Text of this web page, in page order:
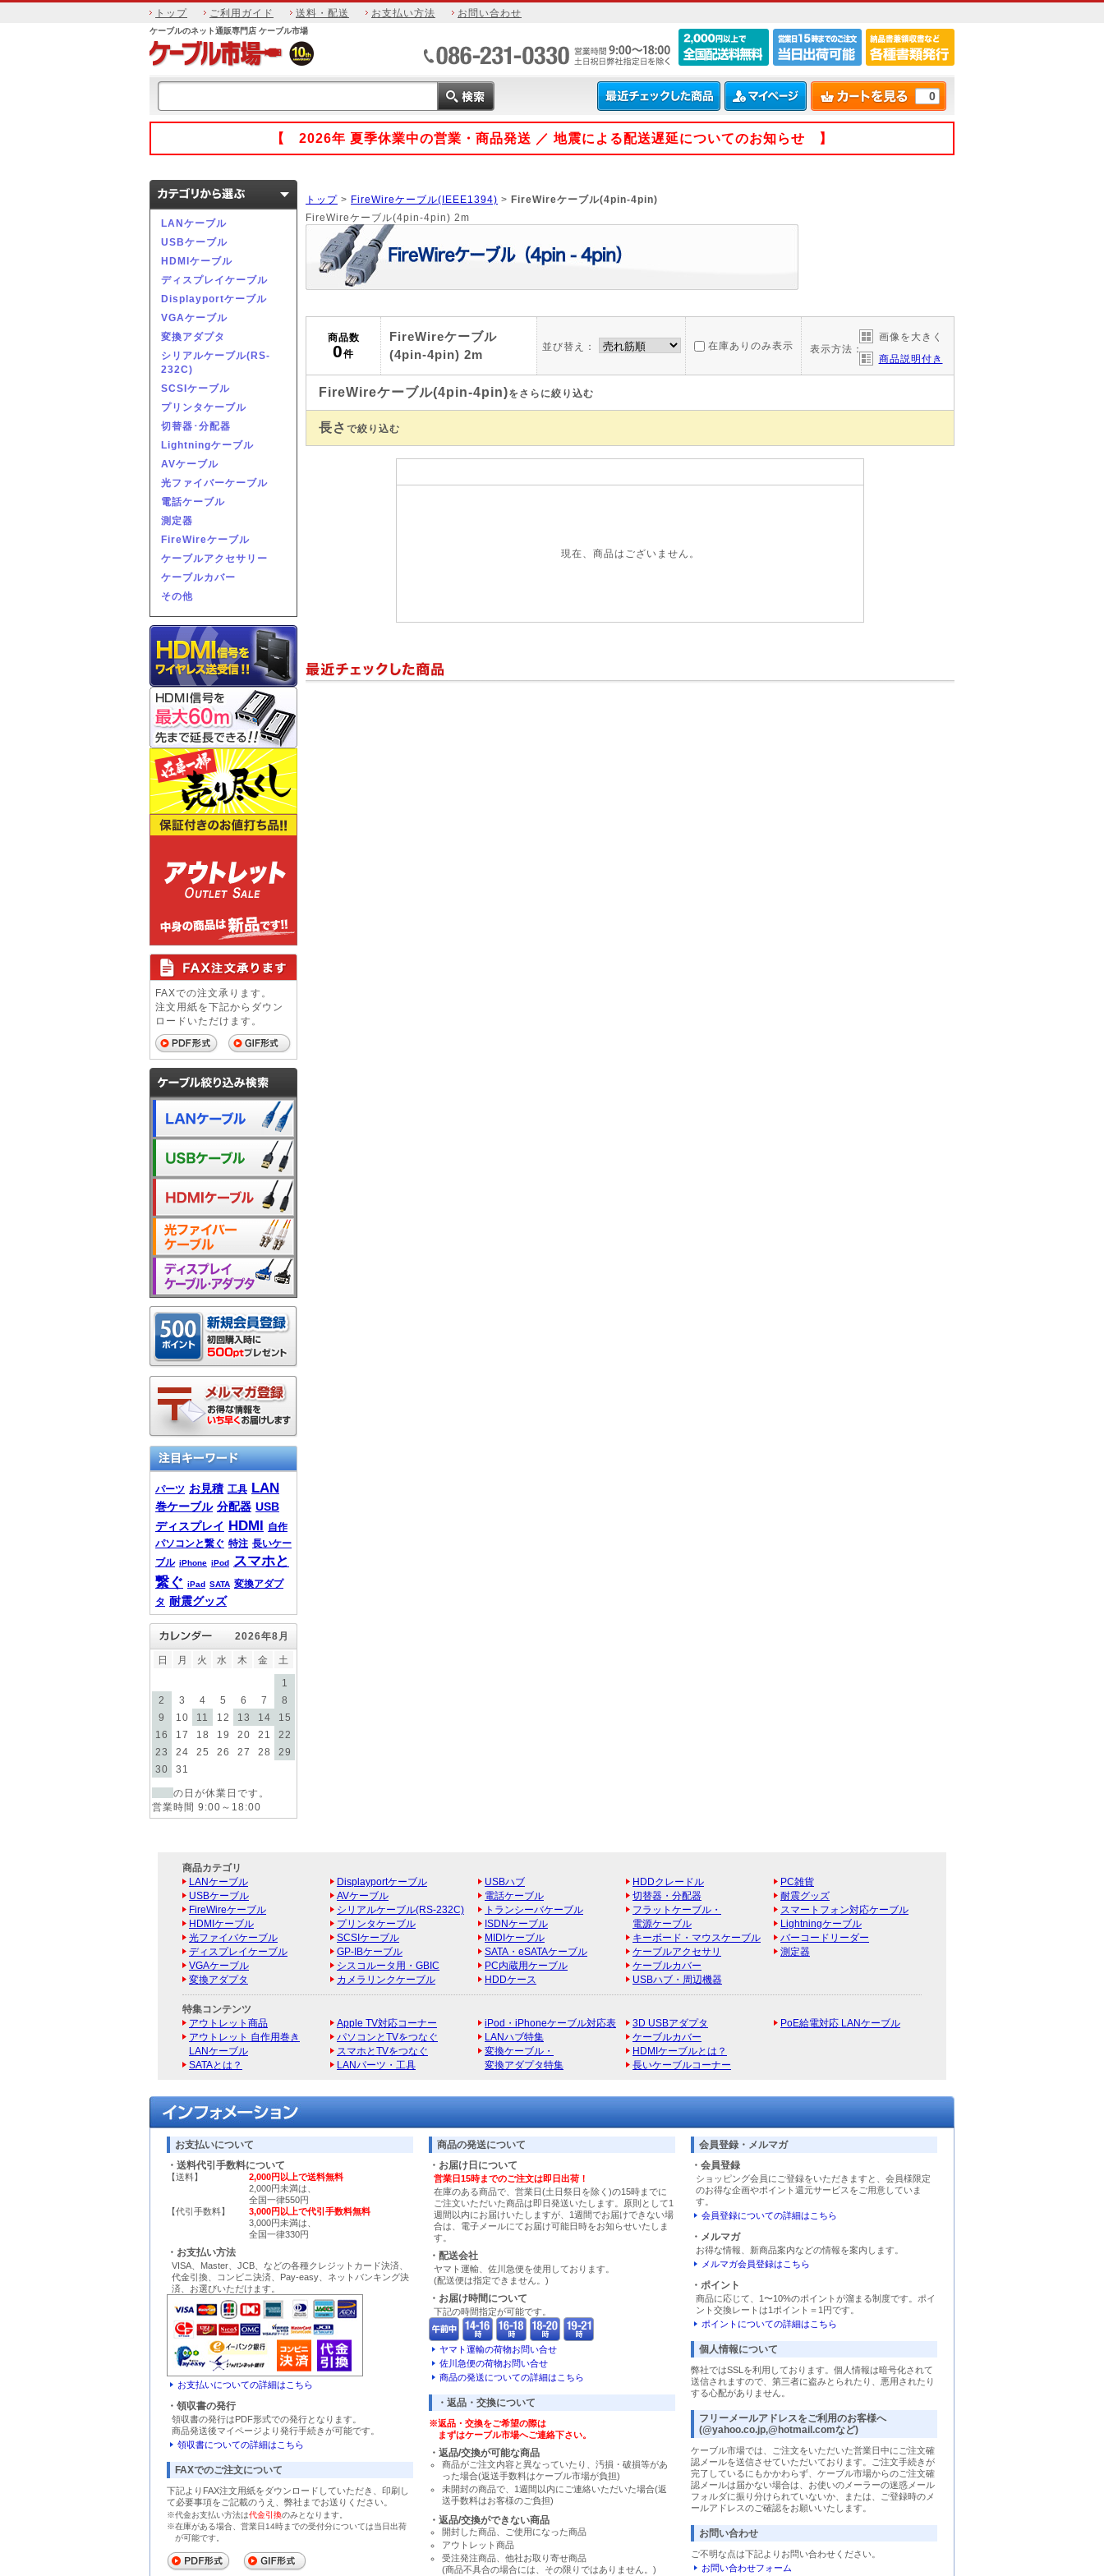
トップ ご利用ガイド 送料・配送 お支払い方法 お問い合わせ
ケーブルのネット通販専門店 ケーブル市場
0
【 2026年 夏季休業中の営業・商品発送 ／ 地震による配送遅延についてのお知らせ 】
LANケーブル
USBケーブル
HDMIケーブル
ディスプレイケーブル
Displayportケーブル
VGAケーブル
変換アダプタ
シリアルケーブル(RS-
232C)
SCSIケーブル
プリンタケーブル
切替器･分配器
Lightningケーブル
AVケーブル
光ファイバーケーブル
電話ケーブル
測定器
FireWireケーブル
ケーブルアクセサリー
ケーブルカバー
その他
FAXでの注文承ります。
注文用紙を下記からダウン
ロードいただけます。
パーツ お見積 工具 LAN
巻ケーブル 分配器 USB
ディスプレイ HDMI 自作
パソコンと繋ぐ 特注 長いケー
ブル iPhone iPod スマホと
繋ぐ iPad SATA 変換アダプ
タ 耐震グッズ
2026年8月
日 月 火 水 木 金 土
1
2
3 4 5 6 7
8
9
10 11 12 13 14
15
16
17 18 19 20 21
22
23
24 25 26 27 28
29
30
31
の日が休業日です。
営業時間 9:00～18:00
トップ > FireWireケーブル(IEEE1394) > FireWireケーブル(4pin-4pin)
FireWireケーブル(4pin-4pin) 2m
商品数
0件
FireWireケーブル
(4pin-4pin) 2m
並び替え： 在庫ありのみ表示 表示方法：
画像を大きく
商品説明付き
FireWireケーブル(4pin-4pin)をさらに絞り込む
長さ で絞り込む
現在、商品はございません。
商品カテゴリ
LANケーブル
USBケーブル
FireWireケーブル
HDMIケーブル
光ファイバケーブル
ディスプレイケーブル
VGAケーブル
変換アダプタ
Displayportケーブル
AVケーブル
シリアルケーブル(RS-232C)
プリンタケーブル
SCSIケーブル
GP-IBケーブル
シスコルータ用・GBIC
カメラリンクケーブル
USBハブ
電話ケーブル
トランシーバケーブル
ISDNケーブル
MIDIケーブル
SATA・eSATAケーブル
PC内蔵用ケーブル
HDDケース
HDDクレードル
切替器・分配器
フラットケーブル・
電源ケーブル
キーボード・マウスケーブル
ケーブルアクセサリ
ケーブルカバー
USBハブ・周辺機器
PC雑貨
耐震グッズ
スマートフォン対応ケーブル
Lightningケーブル
バーコードリーダー
測定器
特集コンテンツ
アウトレット商品
アウトレット 自作用巻き
LANケーブル
SATAとは？
Apple TV対応コーナー
パソコンとTVをつなぐ
スマホとTVをつなぐ
LANパーツ・工具
iPod・iPhoneケーブル対応表
LANハブ特集
変換ケーブル・
変換アダプタ特集
3D USBアダプタ
ケーブルカバー
HDMIケーブルとは？
長いケーブルコーナー
PoE給電対応 LANケーブル
お支払いについて
・送料代引手数料について
【送料】
2,000円以上で送料無料
2,000円未満は、
全国一律550円
【代引手数料】
3,000円以上で代引手数料無料
3,000円未満は、
全国一律330円
・お支払い方法
VISA、Master、JCB、などの各種クレジットカード決済、
代金引換、コンビニ決済、Pay-easy、ネットバンキング決
済、お選びいただけます。
お支払いについての詳細はこちら
・領収書の発行
領収書の発行はPDF形式での発行となります。
商品発送後マイページより発行手続きが可能です。
領収書についての詳細はこちら
FAXでのご注文について
下記よりFAX注文用紙をダウンロードしていただき、印刷し
て必要事項をご記載のうえ、弊社までお送りください。
※代金お支払い方法は代金引換のみとなります。
※在庫がある場合、営業日14時までの受付分については当日出荷
が可能です。
商品の発送について
・お届け日について
営業日15時までのご注文は即日出荷！
在庫のある商品で、営業日(土日祭日を除く)の15時までに
ご注文いただいた商品は即日発送いたします。原則として1
週間以内にお届けいたしますが、1週間でお届けできない場
合は、電子メールにてお届け可能日時をお知らせいたしま
す。
・配送会社
ヤマト運輸、佐川急便を使用しております。
(配送便は指定できません。)
・お届け時間について
下記の時間指定が可能です。
ヤマト運輸の荷物お問い合せ
佐川急便の荷物お問い合せ
商品の発送についての詳細はこちら
・返品・交換について
※返品・交換をご希望の際は
まずはケーブル市場へご連絡下さい。
・返品/交換が可能な商品
商品がご注文内容と異なっていたり、汚損・破損等があ
った場合(返送手数料はケーブル市場が負担)
未開封の商品で、1週間以内にご連絡いただいた場合(返
送手数料はお客様のご負担)
・返品/交換ができない商品
開封した商品、ご使用になった商品
アウトレット商品
受注発注商品、他社お取り寄せ商品
(商品不具合の場合には、その限りではありません。)
会員登録・メルマガ
・会員登録
ショッピング会員にご登録をいただきますと、会員様限定
のお得な企画やポイント還元サービスをご用意していま
す。
会員登録についての詳細はこちら
・メルマガ
お得な情報、新商品案内などの情報を案内します。
メルマガ会員登録はこちら
・ポイント
商品に応じて、1〜10%のポイントが溜まる制度です。ポイ
ント交換レートは1ポイント＝1円です。
ポイントについての詳細はこちら
個人情報について
弊社ではSSLを利用しております。個人情報は暗号化されて
送信されますので、第三者に盗みとられたり、悪用されたり
する心配がありません。
フリーメールアドレスをご利用のお客様へ
(@yahoo.co.jp,@hotmail.comなど)
ケーブル市場では、ご注文をいただいた営業日中にご注文確
認メールを送信させていただいております。ご注文手続きが
完了しているにもかかわらず、ケーブル市場からのご注文確
認メールは届かない場合は、お使いのメーラーの迷惑メール
フォルダに振り分けられていないか、または、ご登録時のメ
ールアドレスのご確認をお願いいたします。
お問い合わせ
ご不明な点は下記よりお問い合わせください。
お問い合わせフォーム